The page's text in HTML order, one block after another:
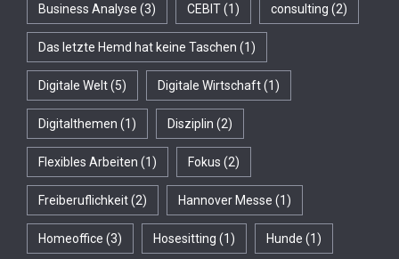
Business Analyse (3) CEBIT(1) consulting (2)
Das letzte Hemd hat keine Taschen (1)
Digitale Welt(5) Digitale Wirtschaft(1)
Digitalthemen (1) Disziplin (2)
Flexibles Arbeiten (1) Fokus (2)
Freiberuflichkeit(2) Hannover Messe (1)
Homeoffice (3) Hosesitting (1) Hunde (1)